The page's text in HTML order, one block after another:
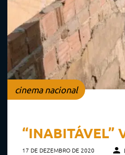
cinema nacional
“INABITÁVEL”
17 DE DEZEMBRO DE 2020